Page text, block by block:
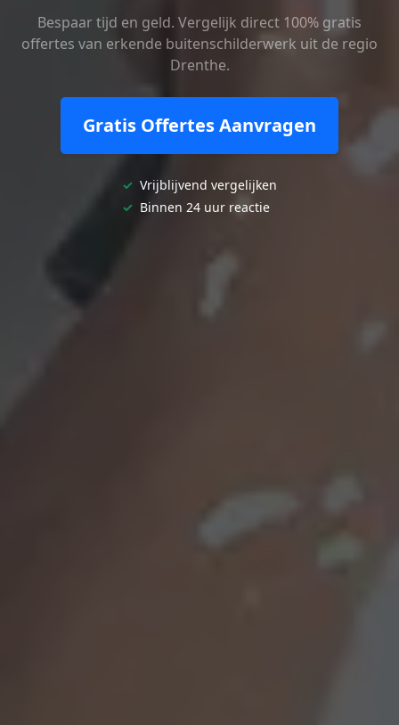
Bespaar tijd en geld. Vergelijk direct 100% gratis
offertes van erkende buitenschilderwerk uit de regio
Drenthe.
Gratis Offertes Aanvragen
✓ Vrijblijvend vergelijken
✓ Binnen 24 uur reactie